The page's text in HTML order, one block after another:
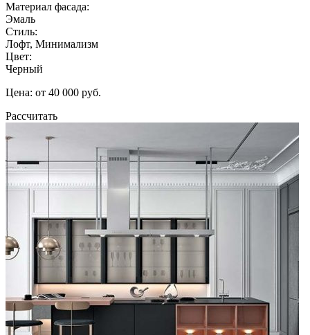
Материал фасада:
Эмаль
Стиль:
Лофт, Минимализм
Цвет:
Черный
Цена: от 40 000 руб.
Рассчитать